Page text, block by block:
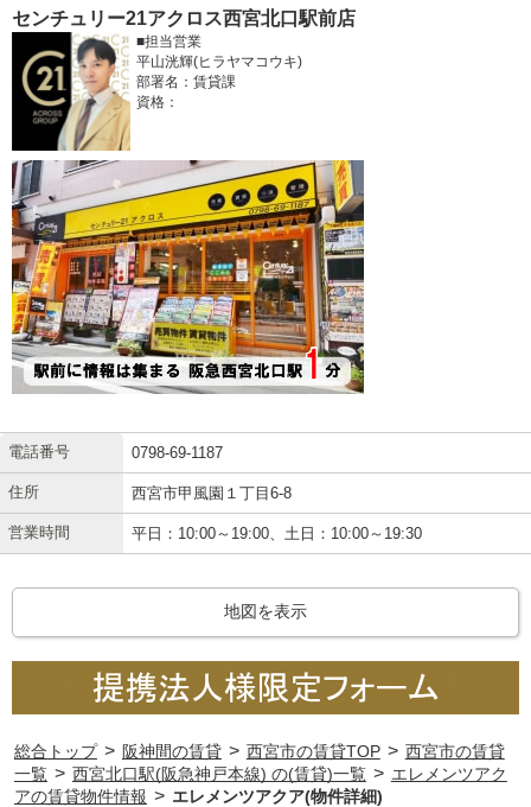
センチュリー21アクロス西宮北口駅前店
■担当営業
平山洸輝(ヒラヤマコウキ)
部署名：賃貸課
資格：
電話番号 0798-69-1187
住所 西宮市甲風園１丁目6-8
営業時間 平日：10:00～19:00、土日：10:00～19:30
地図を表示
総合トップ > 阪神間の賃貸 > 西宮市の賃貸TOP > 西宮市の賃貸
一覧 > 西宮北口駅(阪急神戸本線) の(賃貸)一覧 > エレメンツアク
アの賃貸物件情報 > エレメンツアクア(物件詳細)